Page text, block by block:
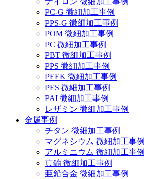
PC-G 微細加工事例
PPS-G 微細加工事例
POM 微細加工事例
PC 微細加工事例
PBT 微細加工事例
PPS 微細加工事例
PEEK 微細加工事例
PES 微細加工事例
PAI 微細加工事例
レザミン 微細加工事例
金属事例
チタン 微細加工事例
マグネシウム 微細加工事例
アルミニウム 微細加工事例
真鍮 微細加工事例
亜鉛合金 微細加工事例